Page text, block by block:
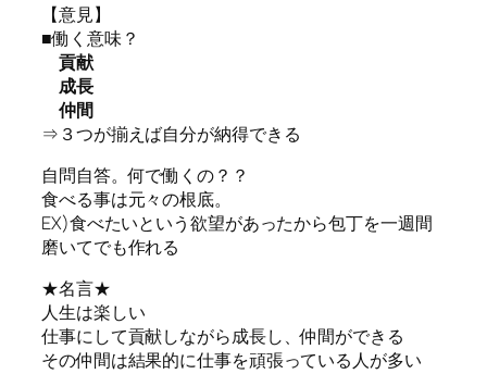
【意見】
■働く意味？
貢献
成長
仲間
⇒３つが揃えば自分が納得できる
自問自答。何で働くの？？
食べる事は元々の根底。
EX)食べたいという欲望があったから包丁を一週間
磨いてでも作れる
★名言★
人生は楽しい
仕事にして貢献しながら成長し、仲間ができる
その仲間は結果的に仕事を頑張っている人が多い